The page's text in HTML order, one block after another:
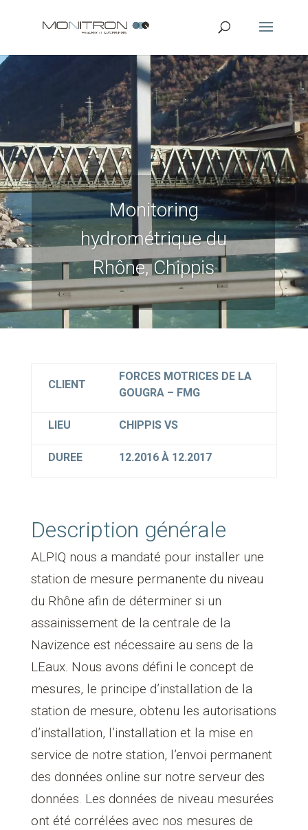
Monitoring
hydrométrique du
Rhône, Chippis
CLIENT
FORCES MOTRICES DE LA
GOUGRA – FMG
LIEU CHIPPIS VS
DUREE 12.2016 À 12.2017
Description générale
ALPIQ nous a mandaté pour installer une
station de mesure permanente du niveau
du Rhône afin de déterminer si un
assainissement de la centrale de la
Navizence est nécessaire au sens de la
LEaux. Nous avons défini le concept de
mesures, le principe d’installation de la
station de mesure, obtenu les autorisations
d’installation, l’installation et la mise en
service de notre station, l’envoi permanent
des données online sur notre serveur des
données. Les données de niveau mesurées
ont été corrélées avec nos mesures de